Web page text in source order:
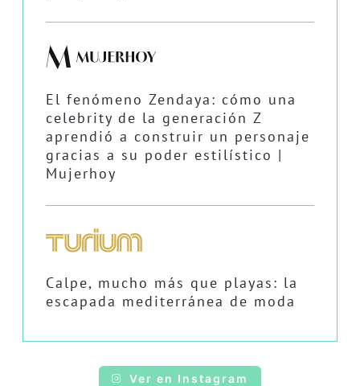
El fenómeno Zendaya: cómo una
celebrity de la generación Z
aprendió a construir un personaje
gracias a su poder estilístico |
Mujerhoy
Calpe, mucho más que playas: la
escapada mediterránea de moda
Ver en Instagram